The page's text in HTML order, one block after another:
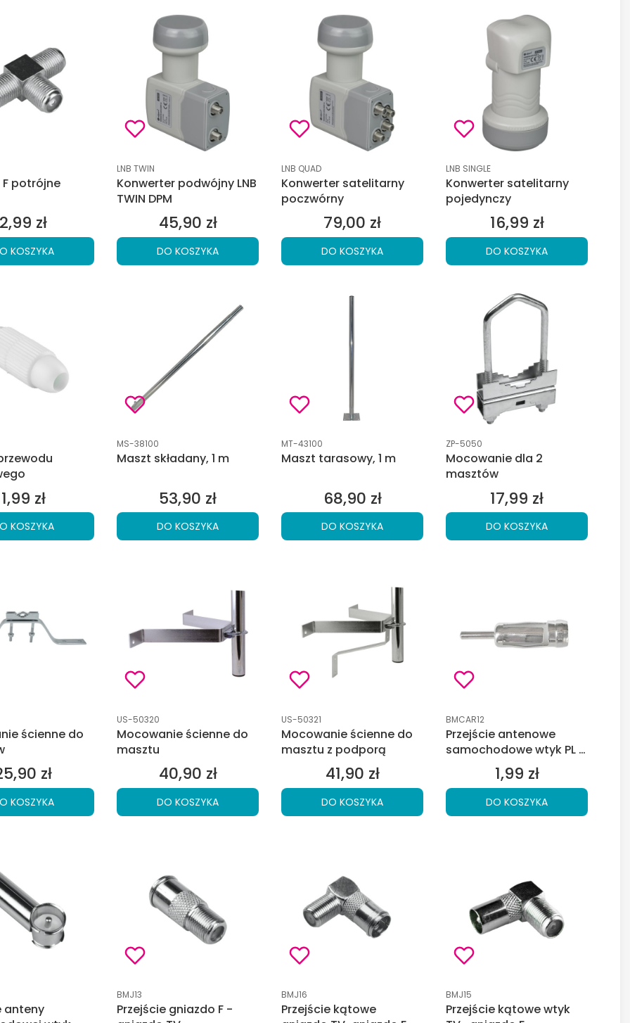
potrójne
Cena
2,99 zł
KOSZYKA
Kod produktu
LNB TWIN
Konwerter podwójny LNB
TWIN DPM
Cena
45,90 zł
DO KOSZYKA
Kod produktu
LNB QUAD
Konwerter satelitarny
poczwórny
Cena
79,00 zł
DO KOSZYKA
Kod produktu
LNB SINGLE
Konwerter satelitarny
pojedynczy
Cena
16,99 zł
DO KOSZYKA
Cena
1,99 zł
KOSZYKA
Kod produktu
MS-38100
Maszt składany, 1 m
Cena
53,90 zł
DO KOSZYKA
Kod produktu
MT-43100
Maszt tarasowy, 1 m
Cena
68,90 zł
DO KOSZYKA
Kod produktu
ZP-5050
Mocowanie dla 2
masztów
Cena
17,99 zł
DO KOSZYKA
ścienne do
zł
KOSZYKA
Kod produktu
US-50320
Mocowanie ścienne do
masztu
Cena
40,90 zł
DO KOSZYKA
Kod produktu
US-50321
Mocowanie ścienne do
masztu z podporą
Cena
41,90 zł
DO KOSZYKA
Kod produktu
BMCAR12
Przejście antenowe
samochodowe wtyk PL -
gniazdo Blaupunkt
Cena
1,99 zł
DO KOSZYKA
anteny
Kod produktu
BMJ13
Przejście gniazdo F -
Kod produktu
BMJ16
Przejście kątowe
Kod produktu
BMJ15
Przejście kątowe wtyk